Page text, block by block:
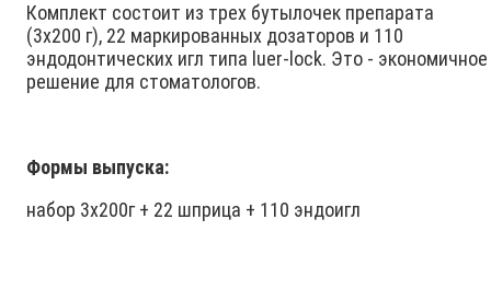
Комплект состоит из трех бутылочек препарата
(3x200 г), 22 маркированных дозаторов и 110
эндодонтических игл типа luer-lock. Это - экономичное
решение для стоматологов.
Формы выпуска:
набор 3х200г + 22 шприца + 110 эндоигл